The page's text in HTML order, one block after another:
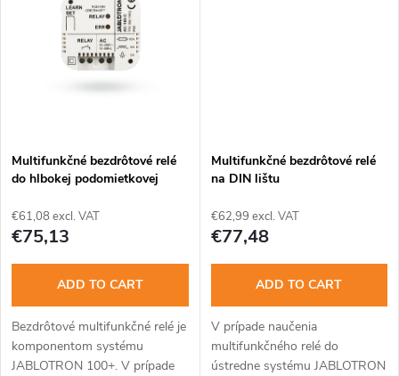
prepínača....
Multifunkčné bezdrôtové relé
do hlbokej podomietkovej
€61,08 excl. VAT
€75,13
ADD TO CART
Bezdrôtové multifunkčné relé je
komponentom systému
JABLOTRON 100+. V prípade
Multifunkčné bezdrôtové relé
na DIN lištu
€62,99 excl. VAT
€77,48
ADD TO CART
V prípade naučenia
multifunkčného relé do
ústredne systému JABLOTRON